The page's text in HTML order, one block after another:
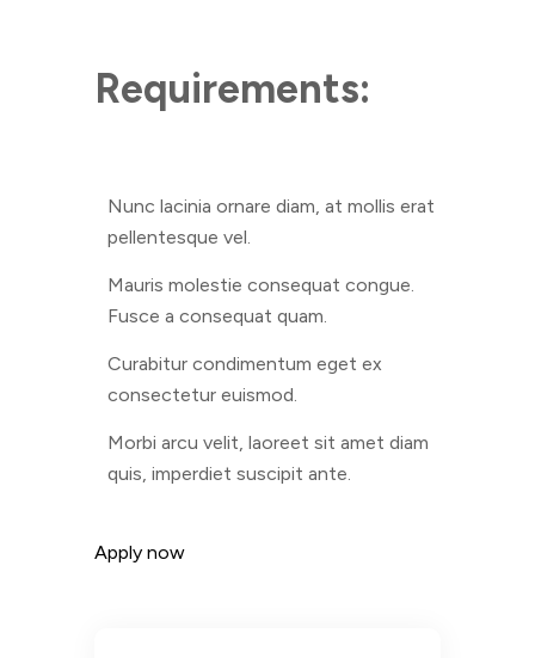
Requirements:
Nunc lacinia ornare diam, at mollis erat
pellentesque vel.
Mauris molestie consequat congue.
Fusce a consequat quam.
Curabitur condimentum eget ex
consectetur euismod.
Morbi arcu velit, laoreet sit amet diam
quis, imperdiet suscipit ante.
Apply now